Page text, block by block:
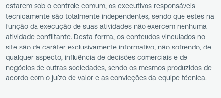
estarem sob o controle comum, os executivos responsáveis
tecnicamente são totalmente independentes, sendo que estes na
função da execução de suas atividades não exercem nenhuma
atividade conflitante. Desta forma, os conteúdos vinculados no
site são de caráter exclusivamente informativo, não sofrendo, de
qualquer aspecto, influência de decisões comerciais e de
negócios de outras sociedades, sendo os mesmos produzidos de
acordo com o juízo de valor e as convicções da equipe técnica.